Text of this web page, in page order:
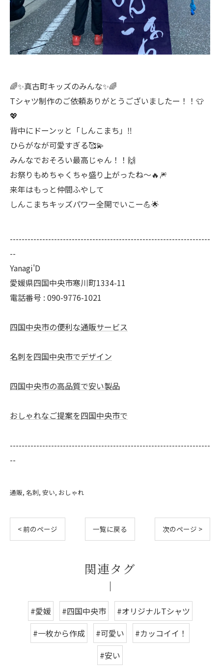
🌈✨真古町キッズのみんな✨🌈
Tシャツ制作のご依頼ありがとうございましたー！！👕
💖
背中にドーンッと「しんこまち」‼️
ひらがなが可愛すぎる🥰💫
みんなでおそろい最高じゃん！！🙌
お祭りもめちゃくちゃ盛り上がったね〜🔥🎆
来年はもっと仲間ふやして
しんこまちキッズパワー全開でいこー💪🌟
--------------------------------------------------------------------
--
Yanagi'D
愛媛県四国中央市寒川町1334-11
電話番号 : 090-9776-1021
四国中央市の便利な通販サービス
名刺を四国中央市でデザイン
四国中央市の高品質で安い製品
おしゃれなご提案を四国中央市で
--------------------------------------------------------------------
--
通販 名刺 安い おしゃれ
< 前のページ 一覧に戻る 次のページ >
関連タグ
#愛媛 #四国中央市
#オリジナルTシャツ
#一枚から作成
#可愛い
#カッコイイ！
#安い